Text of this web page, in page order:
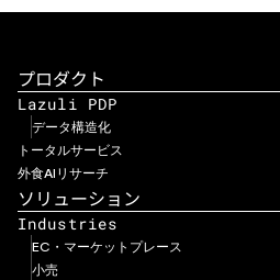
プロダクト
Lazuli PDP
データ構造化
トータルサービス
外食AIリサーチ
ソリューション
Industries
EC・マーケットプレース
小売